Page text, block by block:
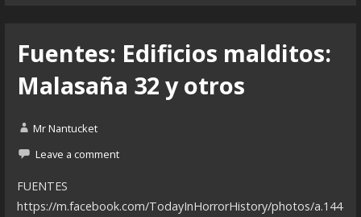
Fuentes: Edificios malditos:
Malasaña 32 y otros
Mr Nantucket
Leave a comment
FUENTES
https://m.facebook.com/TodayInHorrorHistory/photos/a.144